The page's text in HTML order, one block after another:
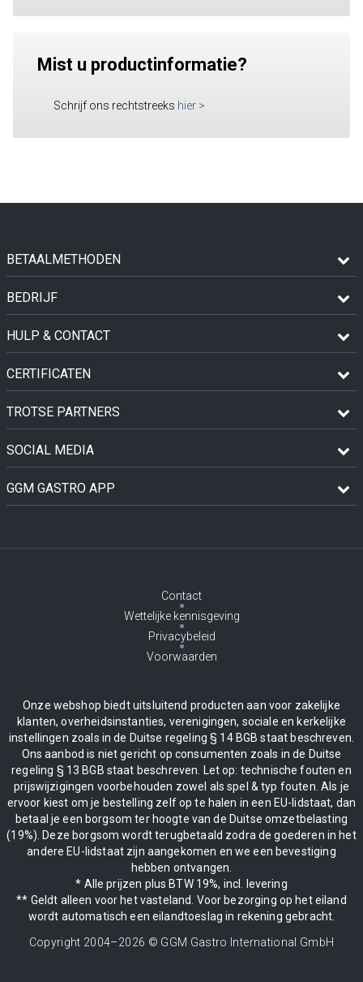
Mist u productinformatie?
Schrijf ons rechtstreeks hier >
BETAALMETHODEN
BEDRIJF
HULP & CONTACT
CERTIFICATEN
TROTSE PARTNERS
SOCIAL MEDIA
GGM GASTRO APP
Contact
Wettelijke kennisgeving
Privacybeleid
Voorwaarden
Onze webshop biedt uitsluitend producten aan voor zakelijke
klanten, overheidsinstanties, verenigingen, sociale en kerkelijke
instellingen zoals in de Duitse regeling § 14 BGB staat beschreven.
Ons aanbod is niet gericht op consumenten zoals in de Duitse
regeling § 13 BGB staat beschreven. Let op: technische fouten en
prijswijzigingen voorbehouden zowel als spel & typ fouten. Als je
ervoor kiest om je bestelling zelf op te halen in een EU-lidstaat, dan
betaal je een borgsom ter hoogte van de Duitse omzetbelasting
(19%). Deze borgsom wordt terugbetaald zodra de goederen in het
andere EU-lidstaat zijn aangekomen en we een bevestiging
hebben ontvangen.
* Alle prijzen plus BTW 19%, incl. levering
** Geldt alleen voor het vasteland. Voor bezorging op het eiland
wordt automatisch een eilandtoeslag in rekening gebracht.
Copyright 2004–2026 © GGM Gastro International GmbH